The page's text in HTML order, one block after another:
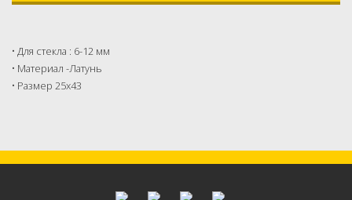
• Для стекла : 6-12 мм
• Материал -Латунь
• Размер 25х43